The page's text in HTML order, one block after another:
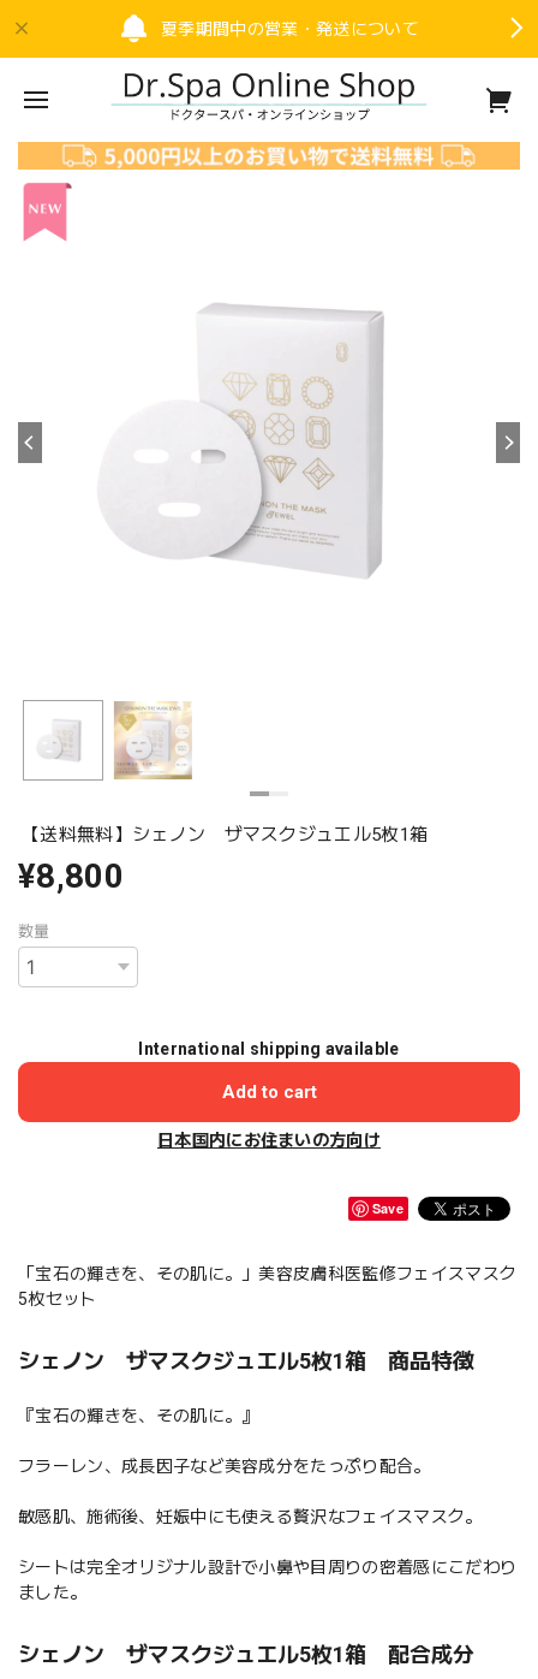
夏季期間中の営業・発送について
【送料無料】シェノン ザマスクジュエル5枚1箱
¥8,800
数量
International shipping available
Add to cart
日本国内にお住まいの方向け
Save
「宝石の輝きを、その肌に。」美容皮膚科医監修フェイスマスク
5枚セット
シェノン ザマスクジュエル5枚1箱 商品特徴
『宝石の輝きを、その肌に。』
フラーレン、成長因子など美容成分をたっぷり配合。
敏感肌、施術後、妊娠中にも使える贅沢なフェイスマスク。
シートは完全オリジナル設計で小鼻や目周りの密着感にこだわり
ました。
シェノン ザマスクジュエル5枚1箱 配合成分